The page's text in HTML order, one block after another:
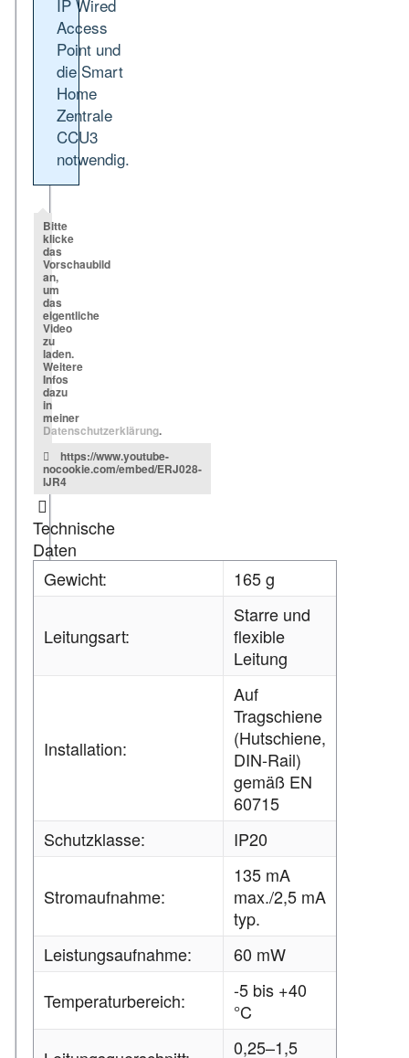
IP Wired
Access
Point und
die Smart
Home
Zentrale
CCU3
notwendig.
Bitte
klicke
das
Vorschaubild
an,
um
das
eigentliche
Video
zu
laden.
Weitere
Infos
dazu
in
meiner
Datenschutzerklärung.
https://www.youtube-
nocookie.com/embed/ERJ028-
IJR4
Technische
Daten
Gewicht:
165 g
Leitungsart:
Starre und
flexible
Leitung
Installation:
Auf
Tragschiene
(Hutschiene,
DIN-Rail)
gemäß EN
60715
Schutzklasse:
IP20
Stromaufnahme:
135 mA
max./2,5 mA
typ.
Leistungsaufnahme:
60 mW
Temperaturbereich:
-5 bis +40
°C
0,25–1,5